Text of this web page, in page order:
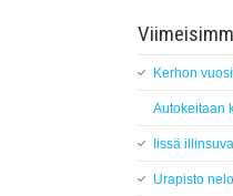
Kerhon
Autokeitaan
Iissä
Urapisto